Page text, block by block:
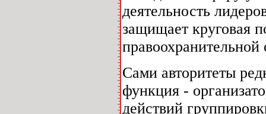
деятельность
защищает круговая
правоохранительной
Сами авторитеты
функция -
действий